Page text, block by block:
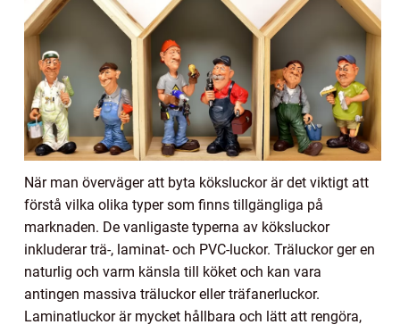
När man överväger att byta köksluckor är det viktigt att
förstå vilka olika typer som finns tillgängliga på
marknaden. De vanligaste typerna av köksluckor
inkluderar trä-, laminat- och PVC-luckor. Träluckor ger en
naturlig och varm känsla till köket och kan vara
antingen massiva träluckor eller träfanerluckor.
Laminatluckor är mycket hållbara och lätt att rengöra,